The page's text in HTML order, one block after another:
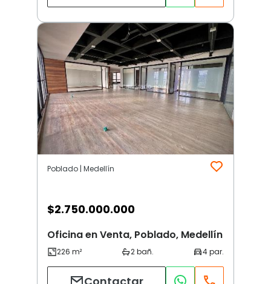
Poblado | Medellín
$2.750.000.000
Oficina en Venta, Poblado, Medellín